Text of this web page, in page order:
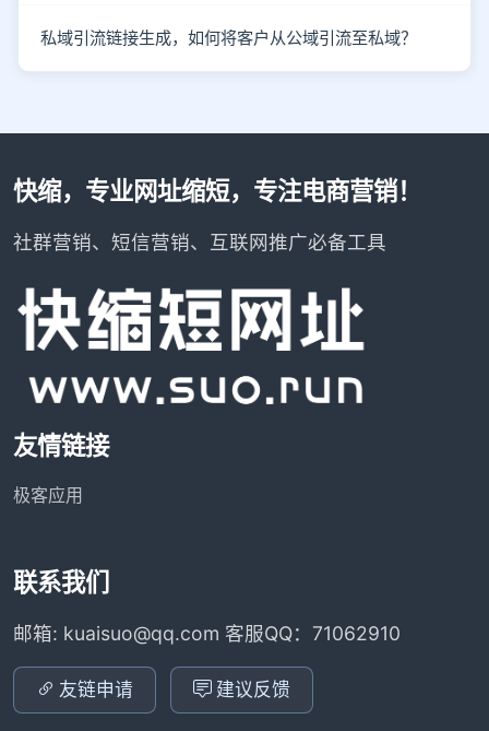
私域引流链接生成，如何将客户从公域引流至私域？
快缩，专业网址缩短，专注电商营销！
社群营销、短信营销、互联网推广必备工具
友情链接
极客应用
联系我们
邮箱: kuaisuo@qq.com 客服QQ：71062910
友链申请 建议反馈